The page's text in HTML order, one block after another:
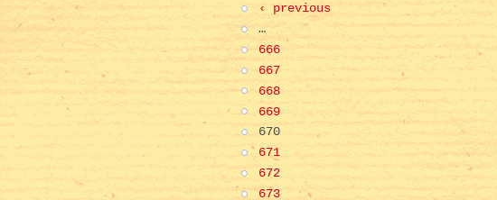
‹ previous
…
666
667
668
669
670
671
672
673